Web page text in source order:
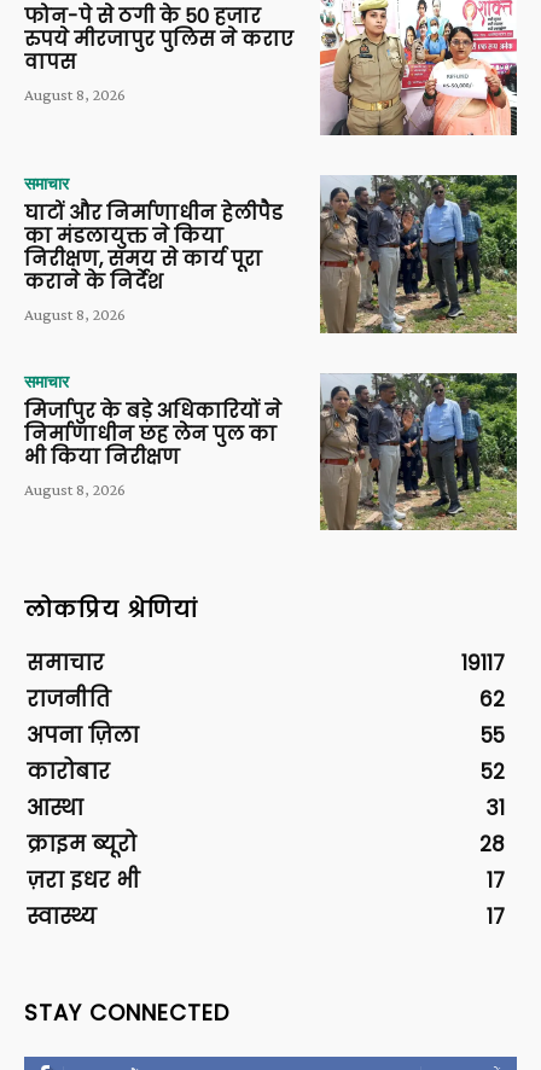
फोन-पे से ठगी के 50 हजार
रुपये मीरजापुर पुलिस ने कराए
वापस
August 8, 2026
समाचार
घाटों और निर्माणाधीन हेलीपैड
का मंडलायुक्त ने किया
निरीक्षण, समय से कार्य पूरा
कराने के निर्देश
August 8, 2026
समाचार
मिर्जापुर के बड़े अधिकारियों ने
निर्माणाधीन छह लेन पुल का
भी किया निरीक्षण
August 8, 2026
लोकप्रिय श्रेणियां
समाचार
19117
राजनीति
62
अपना ज़िला
55
कारोबार
52
आस्था
31
क्राइम ब्यूरो
28
ज़रा इधर भी
17
स्वास्थ्य
17
STAY CONNECTED